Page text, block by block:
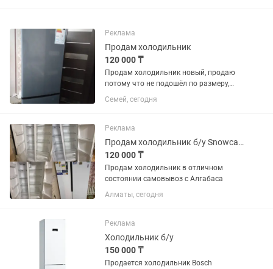
Реклама
Продам холодильник
120 000 ₸
Продам холодильник новый, продаю
потому что не подошёл по размеру,
120000 тг возможен торг
Семей, сегодня
Реклама
Продам холодильник б/у Snowcap sbs nf 570w
120 000 ₸
Продам холодильник в отличном
состоянии самовывоз с Алгабаса
Алматы, сегодня
Реклама
Холодильник б/у
150 000 ₸
Продается холодильник Bosch